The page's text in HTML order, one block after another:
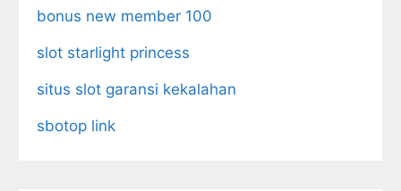
bonus new member 100
slot starlight princess
situs slot garansi kekalahan
sbotop link